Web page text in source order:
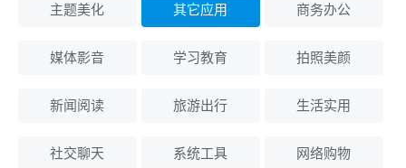
主题美化 其它应用 商务办公
媒体影音 学习教育 拍照美颜
新闻阅读 旅游出行 生活实用
社交聊天 系统工具 网络购物